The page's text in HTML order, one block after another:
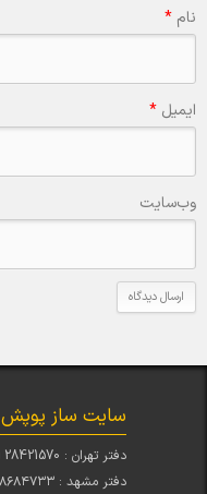
نام *
ایمیل *
وب‌سایت
سایت ساز پوپش
دفتر تهران : 28421570 (021)
دفتر مشهد : ۳۸۶۸۴۷۳۳ (۰۵۱)